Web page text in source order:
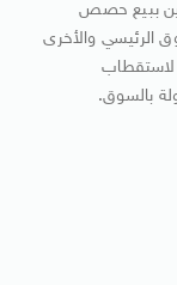
ببيع حصص
الرئيسي والأخرى
لاستقطاب
بالسوق.